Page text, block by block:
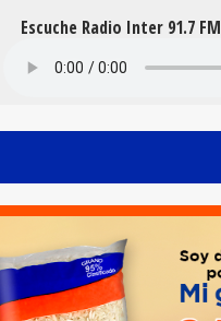
Escuche Radio Inter 91.7 FM